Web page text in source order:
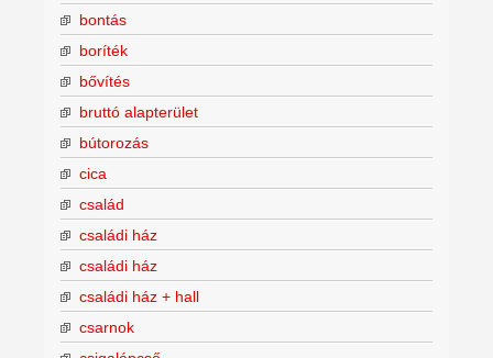
bontás
boríték
bővítés
bruttó alapterület
bútorozás
cica
család
családi ház
családi ház
családi ház + hall
csarnok